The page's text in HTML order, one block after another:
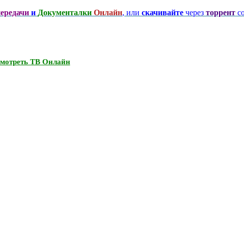
и Документалки Онлайн, или скачивайте через торрент
ТВ Онлайн